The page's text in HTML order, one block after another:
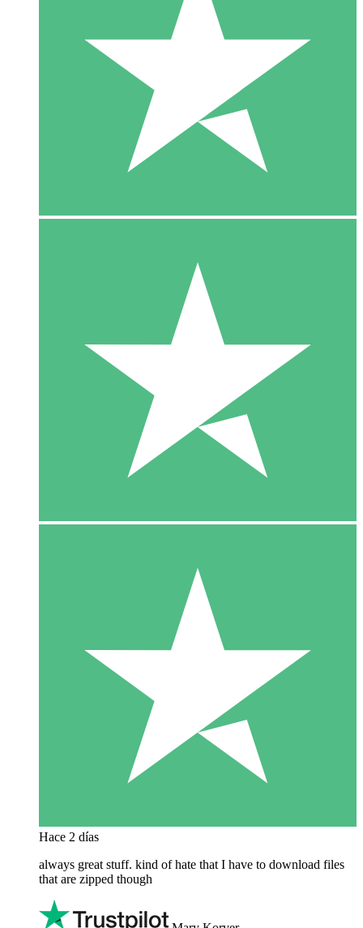
Hace 2 días
always great stuff. kind of hate that I have to download files
that are zipped though